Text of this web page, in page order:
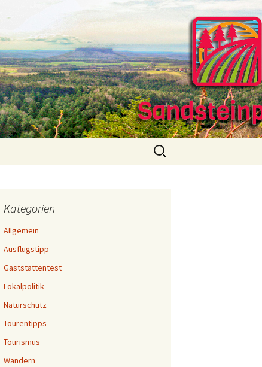
Suchen
nach:
Kategorien
Allgemein
Ausflugstipp
Gaststättentest
Lokalpolitik
Naturschutz
Tourentipps
Tourismus
Wandern